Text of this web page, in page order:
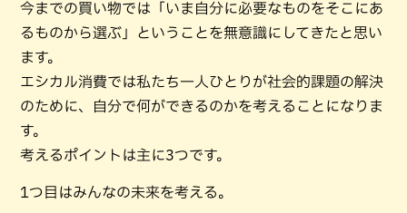
今までの買い物では「いま自分に必要なものをそこにあ
るものから選ぶ」ということを無意識にしてきたと思い
ます。
エシカル消費では私たち一人ひとりが社会的課題の解決
のために、自分で何ができるのかを考えることになりま
す。
考えるポイントは主に3つです。
1つ目はみんなの未来を考える。